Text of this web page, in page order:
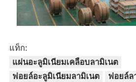
แท็ก:
แผ่นอะลูมิเนียมเคลือบลามิเนต
ฟอยล์อะลูมิเนียมลามิเนต
ฟอยล์ล